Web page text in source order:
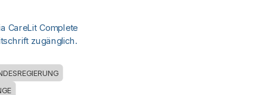
CareLit Complete
zugänglich.